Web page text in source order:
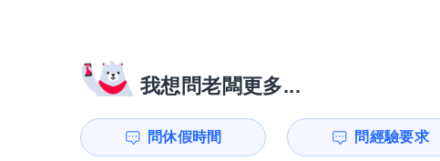
我想問老闆更多...
問休假時間 問經驗要求